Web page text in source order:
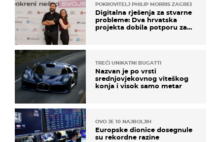
POKROVITELJ PHILIP MORRIS ZAGREB
Digitalna rješenja za stvarne
probleme: Dva hrvatska
projekta dobila potporu za
TREĆI UNIKATNI BUGATTI
Nazvan je po vrsti
srednjovjekovnog viteškog
konja i visok samo metar
OVO JE 10 NAJBOLJIH
Europske dionice dosegnule
su rekordne razine